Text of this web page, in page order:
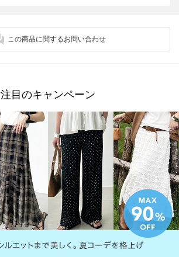
この商品に関するお問い合わせ
注目のキャンペーン